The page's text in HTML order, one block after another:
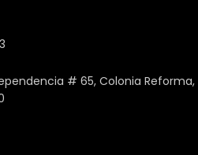
# 65, Colonia Reforma,